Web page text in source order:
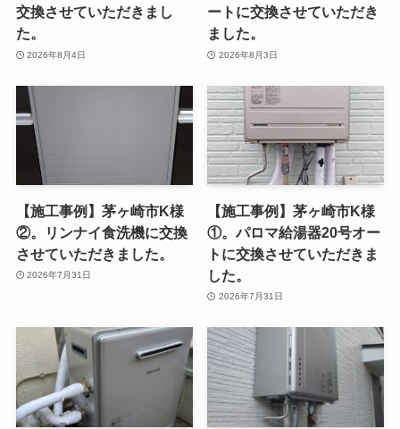
交換させていただきまし
た。
2026年8月4日
ートに交換させていただき
ました。
2026年8月3日
【施工事例】茅ヶ崎市K様
②。リンナイ食洗機に交換
させていただきました。
2026年7月31日
【施工事例】茅ヶ崎市K様
①。パロマ給湯器20号オー
トに交換させていただきま
した。
2026年7月31日